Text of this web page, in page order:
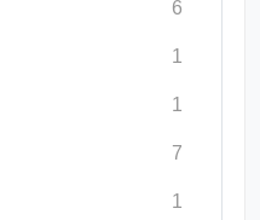
6
1
1
7
1